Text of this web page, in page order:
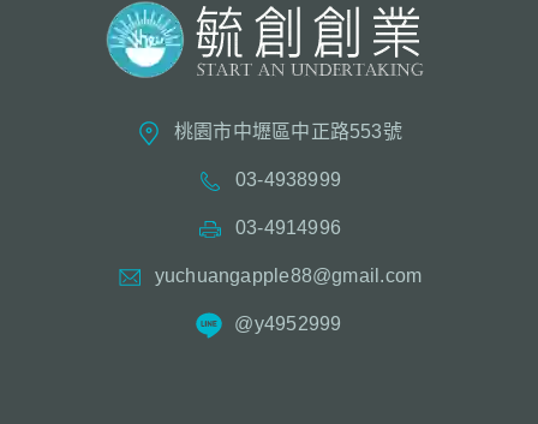
桃園市中壢區中正路553號
03-4938999
03-4914996
yuchuangapple88@gmail.com
@y4952999